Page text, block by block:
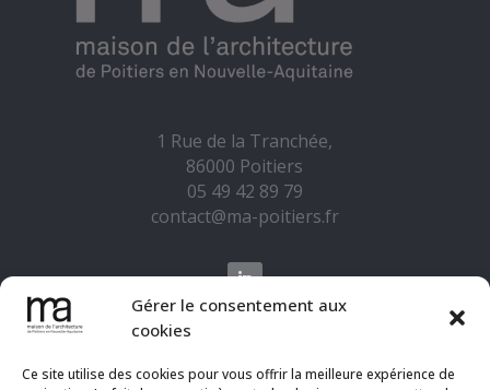
Gérer le consentement aux
cookies
Ce site utilise des cookies pour vous offrir la meilleure expérience de
1 Rue de la Tranchée,
86000 Poitiers
05 49 42 89 79
contact@ma-poitiers.fr
La Maison de l'Architecture est soutenue par la
DRAC Nouvelle-Aquitaine, le Fonds pour le